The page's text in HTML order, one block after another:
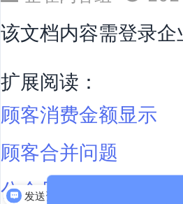
该文档内容需登录
扩展阅读：
顾客消费金额显示
顾客合并问题
公众号授权问题
发送资料